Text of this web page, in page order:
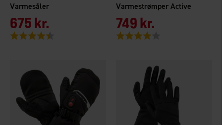
Varmesåler
675 kr.
Vurdering:
Varmestrømper Active
749 kr.
Vurdering: